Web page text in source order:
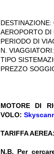
DESTINAZIONE:
AEROPORTO DI
PERIODO DI
N. VIAGGIATORI:
TIPO
PREZZO
MOTORE DI
VOLO:
TARIFFA
N.B. Per